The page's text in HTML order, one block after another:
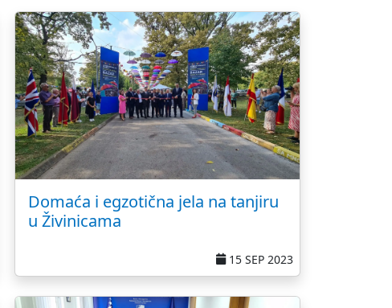
Domaća i egzotična jela na tanjiru
u Živinicama
15 SEP 2023